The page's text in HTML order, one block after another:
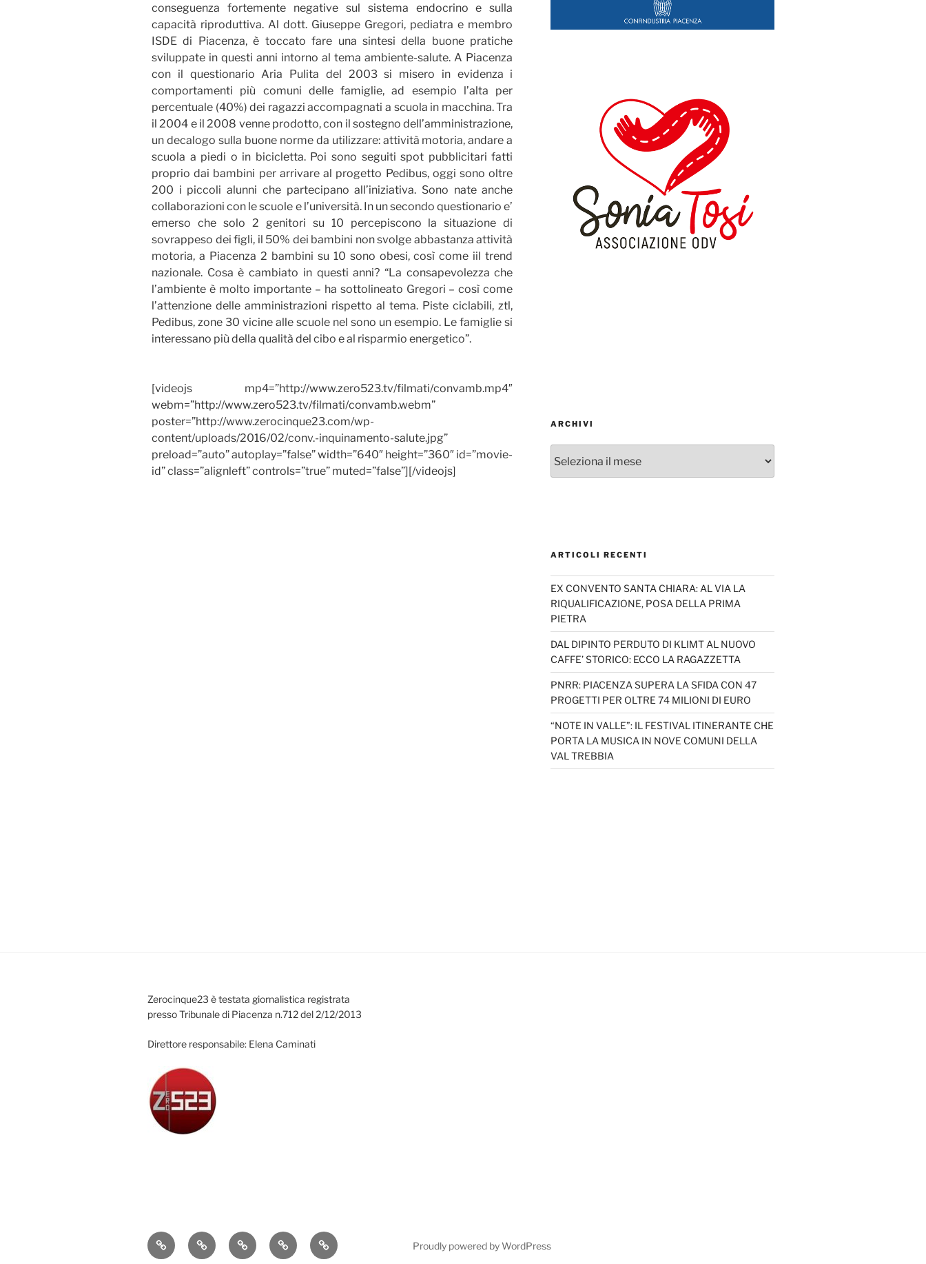
conseguenza fortemente negative sul sistema endocrino e sulla
capacità riproduttiva. Al dott. Giuseppe Gregori, pediatra e membro
ISDE di Piacenza, è toccato fare una sintesi della buone pratiche
sviluppate in questi anni intorno al tema ambiente-salute. A Piacenza
con il questionario Aria Pulita del 2003 si misero in evidenza i
comportamenti più comuni delle famiglie, ad esempio l’alta per
percentuale (40%) dei ragazzi accompagnati a scuola in macchina. Tra
il 2004 e il 2008 venne prodotto, con il sostegno dell’amministrazione,
un decalogo sulla buone norme da utilizzare: attività motoria, andare a
scuola a piedi o in bicicletta. Poi sono seguiti spot pubblicitari fatti
proprio dai bambini per arrivare al progetto Pedibus, oggi sono oltre
200 i piccoli alunni che partecipano all’iniziativa. Sono nate anche
collaborazioni con le scuole e l’università. In un secondo questionario e’
emerso che solo 2 genitori su 10 percepiscono la situazione di
sovrappeso dei figli, il 50% dei bambini non svolge abbastanza attività
motoria, a Piacenza 2 bambini su 10 sono obesi, così come iil trend
nazionale. Cosa è cambiato in questi anni? “La consapevolezza che
l’ambiente è molto importante – ha sottolineato Gregori – così come
l’attenzione delle amministrazioni rispetto al tema. Piste ciclabili, ztl,
Pedibus, zone 30 vicine alle scuole nel sono un esempio. Le famiglie si
interessano più della qualità del cibo e al risparmio energetico”.
[videojs mp4=”http://www.zero523.tv/filmati/convamb.mp4″
webm=”http://www.zero523.tv/filmati/convamb.webm”
poster=”http://www.zerocinque23.com/wp-
content/uploads/2016/02/conv.-inquinamento-salute.jpg”
preload=”auto” autoplay=”false” width=”640″ height=”360″ id=”movie-
id” class=”alignleft” controls=”true” muted=”false”][/videojs]
ARCHIVI
ARTICOLI RECENTI
EX CONVENTO SANTA CHIARA: AL VIA LA
RIQUALIFICAZIONE, POSA DELLA PRIMA
PIETRA
DAL DIPINTO PERDUTO DI KLIMT AL NUOVO
CAFFE’ STORICO: ECCO LA RAGAZZETTA
PNRR: PIACENZA SUPERA LA SFIDA CON 47
PROGETTI PER OLTRE 74 MILIONI DI EURO
“NOTE IN VALLE”: IL FESTIVAL ITINERANTE CHE
PORTA LA MUSICA IN NOVE COMUNI DELLA
VAL TREBBIA
Zerocinque23 è testata giornalistica registrata
presso Tribunale di Piacenza n.712 del 2/12/2013
Direttore responsabile: Elena Caminati
AttualitàCronacaPolitica EconomiaCultura Proudly powered by WordPress